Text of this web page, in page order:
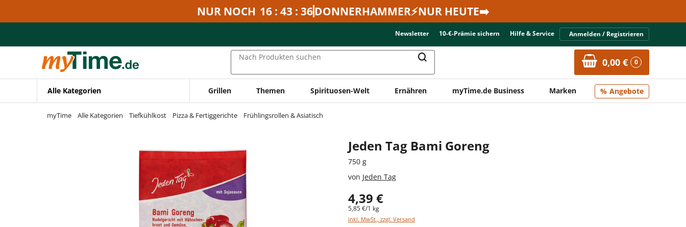
Zur Navigation springen
NUR NOCH 16 : 43 : 36DONNERHAMMER⚡NUR HEUTE➡️
Newsletter 10-€-Prämie sichern Hilfe & Service Anmelden / Registrieren
Nach Produkten suchen 0,00 € 0
Alle Kategorien Grillen Themen Spirituosen-Welt Ernähren myTime.de Business Marken Angebote
myTime Alle Kategorien Tiefkühlkost Pizza & Fertiggerichte Frühlingsrollen & Asiatisch
Jeden Tag Bami Goreng
750 g
von Jeden Tag
4,39 €
5,85 €/1 kg
inkl. MwSt., zzgl. Versand